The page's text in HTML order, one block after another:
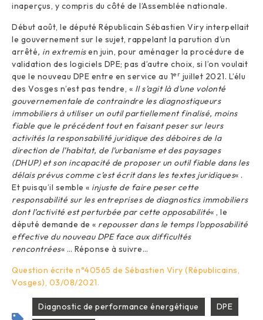
inaperçus, y compris du côté de l’Assemblée nationale.
Début août, le député Républicain Sébastien Viry interpellait
le gouvernement sur le sujet, rappelant la parution d’un
arrêté, in extremisen juin, pour aménager la procédure de
validation des logiciels DPE; pas d’autre choix, si l’on voulait
que le nouveau DPE entre en service au 1er juillet 2021. L’élu
des Vosges n’est pas tendre, « Il s’agit là d’une volonté
gouvernementale de contraindre les diagnostiqueurs
immobiliers à utiliser un outil partiellement finalisé, moins
fiable que le précédent tout en faisant peser sur leurs
activités la responsabilité juridique des déboires de la
direction de l’habitat, de l’urbanisme et des paysages
(DHUP) et son incapacité de proposer un outil fiable dans les
délais prévus comme c’est écrit dans les textes juridiques« .
Et puisqu’il semble « injuste de faire peser cette
responsabilité sur les entreprises de diagnostics immobiliers
dont l’activité est perturbée par cette opposabilité« , le
député demande de « repousser dans le temps l’opposabilité
effective du nouveau DPE face aux difficultés
rencontrées« … Réponse à suivre…
Question écrite n°40565 de Sébastien Viry (Républicains,
Vosges), 03/08/2021.
Diagnostic de performance énergétique
DPE